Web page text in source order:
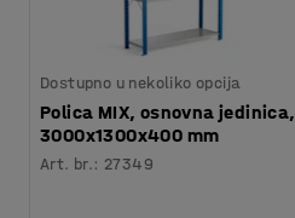
Dostupno u nekoliko opcija
Polica MIX, osnovna jedinica,
3000x1300x400 mm
Art. br.: 27349